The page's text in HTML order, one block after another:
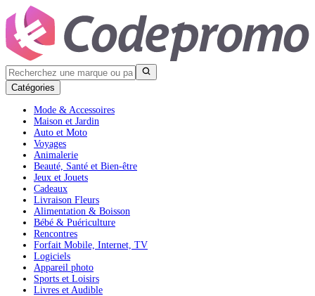
Catégories
Mode & Accessoires
Maison et Jardin
Auto et Moto
Voyages
Animalerie
Beauté, Santé et Bien-être
Jeux et Jouets
Cadeaux
Livraison Fleurs
Alimentation & Boisson
Bébé & Puériculture
Rencontres
Forfait Mobile, Internet, TV
Logiciels
Appareil photo
Sports et Loisirs
Livres et Audible